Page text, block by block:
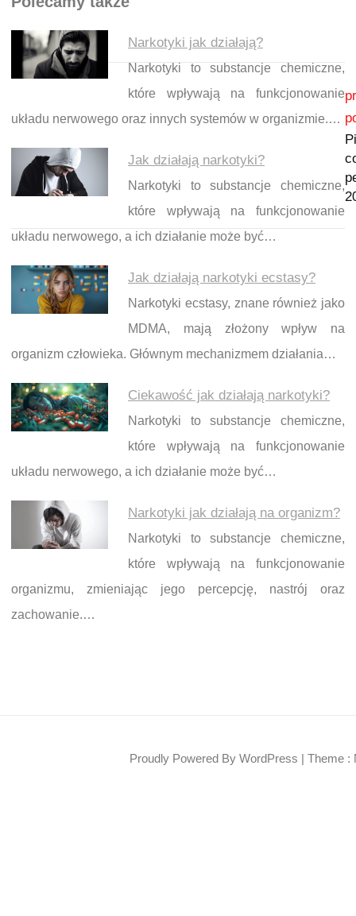
Narkotyki jak działają?
Narkotyki to substancje chemiczne,
które wpływają na funkcjonowanie
układu nerwowego oraz innych systemów w organizmie.…
Jak działają narkotyki?
Narkotyki to substancje chemiczne,
które wpływają na funkcjonowanie
układu nerwowego, a ich działanie może być…
Jak działają narkotyki ecstasy?
Narkotyki ecstasy, znane również jako
MDMA, mają złożony wpływ na
organizm człowieka. Głównym mechanizmem działania…
Ciekawość jak działają narkotyki?
Narkotyki to substancje chemiczne,
które wpływają na funkcjonowanie
układu nerwowego, a ich działanie może być…
Narkotyki jak działają na organizm?
Narkotyki to substancje chemiczne,
które wpływają na funkcjonowanie
organizmu, zmieniając jego percepcję, nastrój oraz
zachowanie.…
Nawigacja wpisu
Proudly Powered By WordPress | Theme :